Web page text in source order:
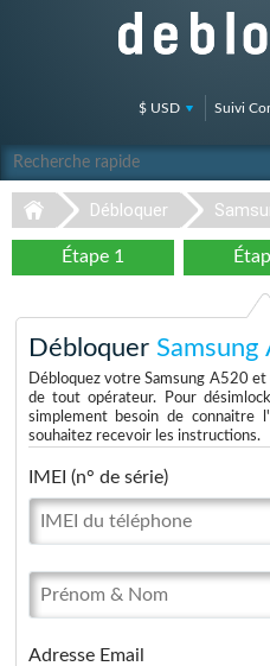
$ USD Suivi
Débloquer
Étape 1
Débloquer Samsung
Débloquez votre Samsung A520
de tout opérateur. Pour
simplement besoin de
souhaitez recevoir les instructions.
IMEI (n° de série)
Adresse Email